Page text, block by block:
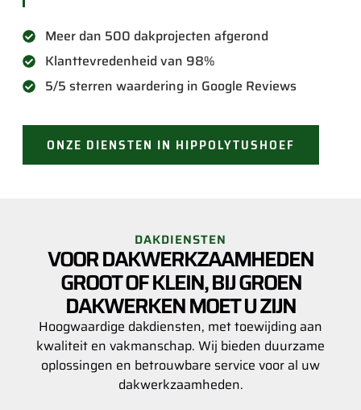
Meer dan 500 dakprojecten afgerond
Klanttevredenheid van 98%
5/5 sterren waardering in Google Reviews
ONZE DIENSTEN IN HIPPOLYTUSHOEF
DAKDIENSTEN
VOOR DAKWERKZAAMHEDEN
GROOT OF KLEIN, BIJ GROEN
DAKWERKEN MOET U ZIJN
Hoogwaardige dakdiensten, met toewijding aan
kwaliteit en vakmanschap. Wij bieden duurzame
oplossingen en betrouwbare service voor al uw
dakwerkzaamheden.